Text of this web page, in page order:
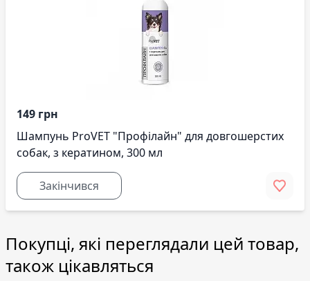
149 грн
Шампунь ProVET "Профілайн" для довгошерстих
собак, з кератином, 300 мл
Закінчився
Покупці, які переглядали цей товар,
також цікавляться